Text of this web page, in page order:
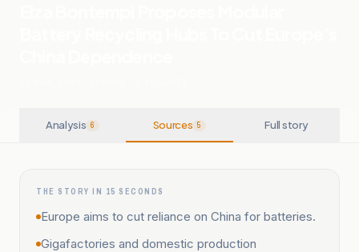
Analysis 6 Sources 5 Full story
THE STORY IN 15 SECONDS
Europe aims to cut reliance on China for batteries.
Gigafactories and domestic production